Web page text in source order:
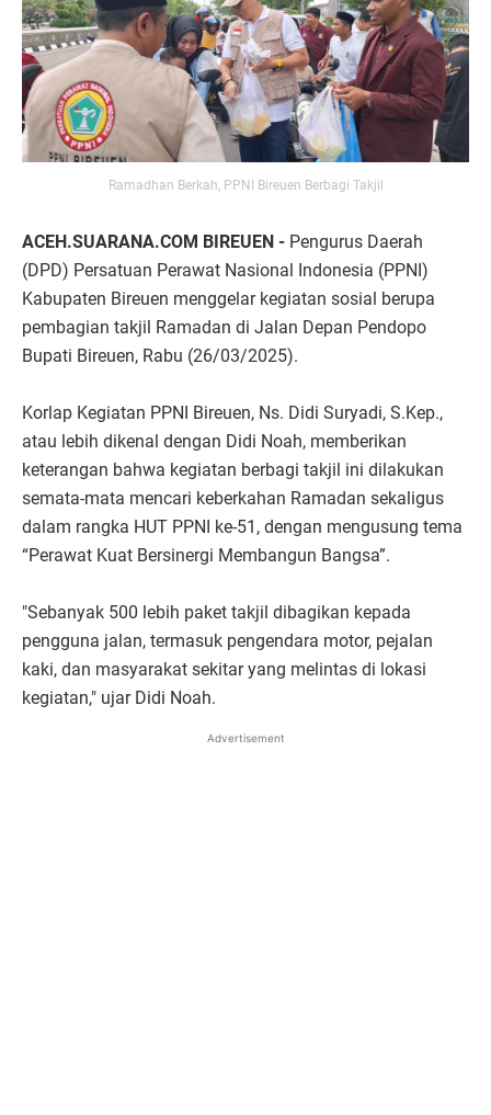
Ramadhan Berkah, PPNI Bireuen Berbagi Takjil
ACEH.SUARANA.COM BIREUEN - Pengurus Daerah
(DPD) Persatuan Perawat Nasional Indonesia (PPNI)
Kabupaten Bireuen menggelar kegiatan sosial berupa
pembagian takjil Ramadan di Jalan Depan Pendopo
Bupati Bireuen, Rabu (26/03/2025).
Korlap Kegiatan PPNI Bireuen, Ns. Didi Suryadi, S.Kep.,
atau lebih dikenal dengan Didi Noah, memberikan
keterangan bahwa kegiatan berbagi takjil ini dilakukan
semata-mata mencari keberkahan Ramadan sekaligus
dalam rangka HUT PPNI ke-51, dengan mengusung tema
“Perawat Kuat Bersinergi Membangun Bangsa”.
"Sebanyak 500 lebih paket takjil dibagikan kepada
pengguna jalan, termasuk pengendara motor, pejalan
kaki, dan masyarakat sekitar yang melintas di lokasi
kegiatan," ujar Didi Noah.
Advertisement